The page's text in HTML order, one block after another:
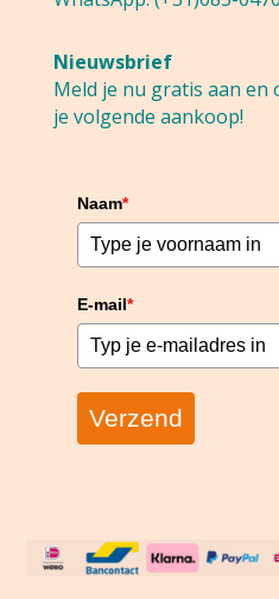
Nieuwsbrief
Meld je nu gratis aan
je volgende aankoop!
Naam*
E-mail*
Verzend